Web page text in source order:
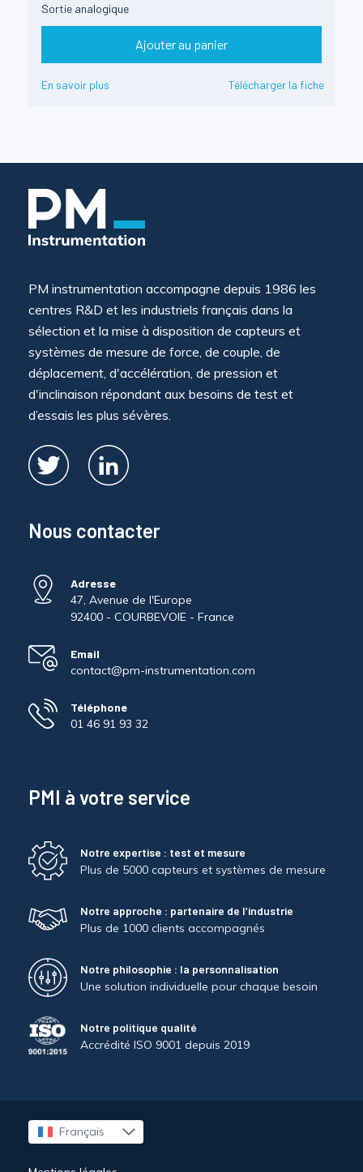
Sortie analogique
Ajouter au panier
En savoir plus Télécharger la fiche
PM instrumentation accompagne depuis 1986 les
centres R&D et les industriels français dans la
sélection et la mise à disposition de capteurs et
systèmes de mesure de force, de couple, de
déplacement, d'accélération, de pression et
d'inclinaison répondant aux besoins de test et
d’essais les plus sévères.
Nous contacter
Adresse
47, Avenue de l'Europe
92400 - COURBEVOIE - France
Email
contact@pm-instrumentation.com
Téléphone
01 46 91 93 32
PMI à votre service
Notre expertise : test et mesure
Plus de 5000 capteurs et systèmes de mesure
Notre approche : partenaire de l’industrie
Plus de 1000 clients accompagnés
Notre philosophie : la personnalisation
Une solution individuelle pour chaque besoin
Notre politique qualité
Accrédité ISO 9001 depuis 2019
Français
English